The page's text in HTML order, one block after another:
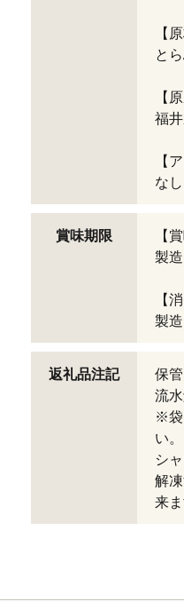
【
と
【
福
【
なし
賞味期限
【
製
【
製
返礼品注記
保
流
※袋
い。
シ
解
来ま